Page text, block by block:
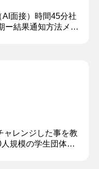
面接）時間45分社
ー結果通知方法メー
めていましたが意
そのメンバーに対
ャレンジした事を教
規模の学生団体の